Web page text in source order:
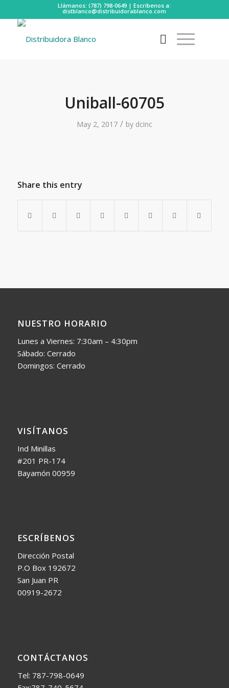
Llámanos: (787) 798-0649 | Escríbenos a:
distblanco@distribuidorablanco.com
Uniball-60705
May 2, 2017 / by dcinc
Share this entry
NUESTRO HORARIO
Lunes a Viernes: 7:30am – 4:30pm
Sábado: Cerrado
Domingos: Cerrado
VISÍTANOS
Ind Minillas
#201 PR-174
Bayamón 00959
ESCRÍBENOS
Dirección Postal
P.O Box 192672
San Juan PR
00919-2672
CONTÁCTANOS
Tel: 787-798-0649